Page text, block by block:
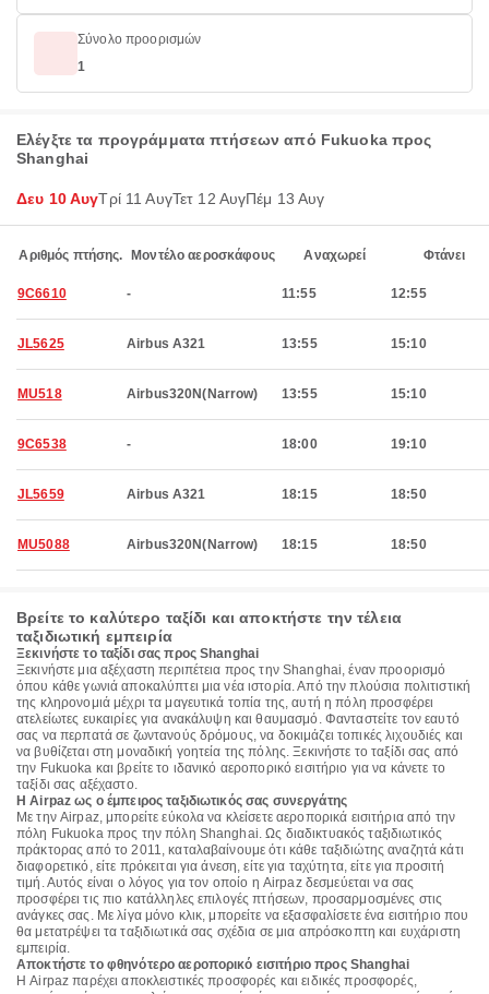
Σύνολο προορισμών
1
Ελέγξτε τα προγράμματα πτήσεων από Fukuoka προς
Shanghai
Δευ 10 ΑυγΤρί 11 ΑυγΤετ 12 ΑυγΠέμ 13 Αυγ
Αριθμός πτήσης. Μοντέλο αεροσκάφους Αναχωρεί Φτάνει
9C6610 - 11:55 12:55
JL5625 Airbus A321 13:55 15:10
MU518 Airbus320N(Narrow) 13:55 15:10
9C6538 - 18:00 19:10
JL5659 Airbus A321 18:15 18:50
MU5088 Airbus320N(Narrow) 18:15 18:50
Βρείτε το καλύτερο ταξίδι και αποκτήστε την τέλεια
ταξιδιωτική εμπειρία
Ξεκινήστε το ταξίδι σας προς Shanghai
Ξεκινήστε μια αξέχαστη περιπέτεια προς την Shanghai, έναν προορισμό
όπου κάθε γωνιά αποκαλύπτει μια νέα ιστορία. Από την πλούσια πολιτιστική
της κληρονομιά μέχρι τα μαγευτικά τοπία της, αυτή η πόλη προσφέρει
ατελείωτες ευκαιρίες για ανακάλυψη και θαυμασμό. Φανταστείτε τον εαυτό
σας να περπατά σε ζωντανούς δρόμους, να δοκιμάζει τοπικές λιχουδιές και
να βυθίζεται στη μοναδική γοητεία της πόλης. Ξεκινήστε το ταξίδι σας από
την Fukuoka και βρείτε το ιδανικό αεροπορικό εισιτήριο για να κάνετε το
ταξίδι σας αξέχαστο.
Η Airpaz ως ο έμπειρος ταξιδιωτικός σας συνεργάτης
Με την Airpaz, μπορείτε εύκολα να κλείσετε αεροπορικά εισιτήρια από την
πόλη Fukuoka προς την πόλη Shanghai. Ως διαδικτυακός ταξιδιωτικός
πράκτορας από το 2011, καταλαβαίνουμε ότι κάθε ταξιδιώτης αναζητά κάτι
διαφορετικό, είτε πρόκειται για άνεση, είτε για ταχύτητα, είτε για προσιτή
τιμή. Αυτός είναι ο λόγος για τον οποίο η Airpaz δεσμεύεται να σας
προσφέρει τις πιο κατάλληλες επιλογές πτήσεων, προσαρμοσμένες στις
ανάγκες σας. Με λίγα μόνο κλικ, μπορείτε να εξασφαλίσετε ένα εισιτήριο που
θα μετατρέψει τα ταξιδιωτικά σας σχέδια σε μια απρόσκοπτη και ευχάριστη
εμπειρία.
Αποκτήστε το φθηνότερο αεροπορικό εισιτήριο προς Shanghai
Η Airpaz παρέχει αποκλειστικές προσφορές και ειδικές προσφορές,